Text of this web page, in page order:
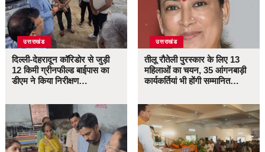
उत्तराखंड
दिल्ली-देहरादून कॉरिडोर से जुड़ी
12 किमी ग्रीनफील्ड बाईपास का
डीएम ने किया निरीक्षण…
उत्तराखंड
तीलू रौतेली पुरस्कार के लिए 13
महिलाओं का चयन, 35 आंगनबाड़ी
कार्यकर्तियां भी होंगी सम्मानित…